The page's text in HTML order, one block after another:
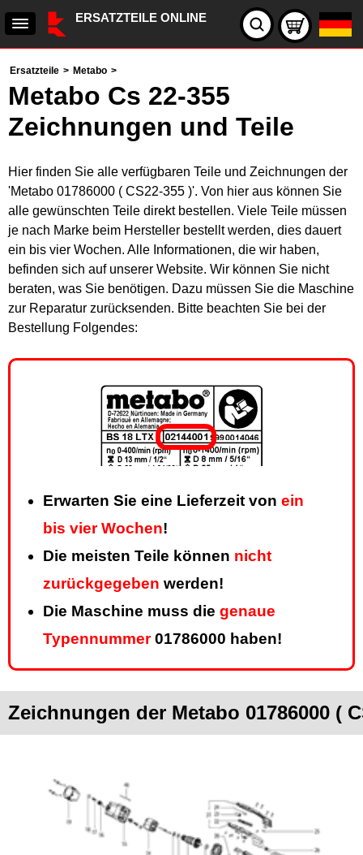
ERSATZTEILE ONLINE
Ersatzteile > Metabo >
Metabo Cs 22-355
Zeichnungen und Teile
Hier finden Sie alle verfügbaren Teile und Zeichnungen der
'Metabo 01786000 ( CS22-355 )'. Von hier aus können Sie
alle gewünschten Teile direkt bestellen. Viele Teile müssen
je nach Marke beim Hersteller bestellt werden, dies dauert
ein bis vier Wochen. Alle Informationen, die wir haben,
befinden sich auf unserer Website. Wir können Sie nicht
beraten, was Sie benötigen. Dazu müssen Sie die Maschine
zur Reparatur zurücksenden. Bitte beachten Sie bei der
Bestellung Folgendes:
Erwarten Sie eine Lieferzeit von ein
bis vier Wochen!
Die meisten Teile können nicht
zurückgegeben werden!
Die Maschine muss die genaue
Typennummer01786000 haben!
Zeichnungen der Metabo 01786000 (